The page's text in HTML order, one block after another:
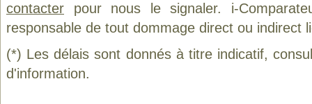
contacter pour nous le signaler. i-
responsable de tout dommage direct ou indirect
(*) Les délais sont donnés à titre indicatif,
d'information.